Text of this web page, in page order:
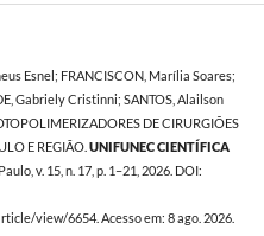
Esnel; FRANCISCON, Marília Soares;
Gabriely Cristinni; SANTOS, Alailson
DE CIRURGIÕES
E REGIÃO. UNIFUNEC CIENTÍFICA
v. 15, n. 17, p. 1–21, 2026. DOI:
view/6654. Acesso em: 8 ago. 2026.